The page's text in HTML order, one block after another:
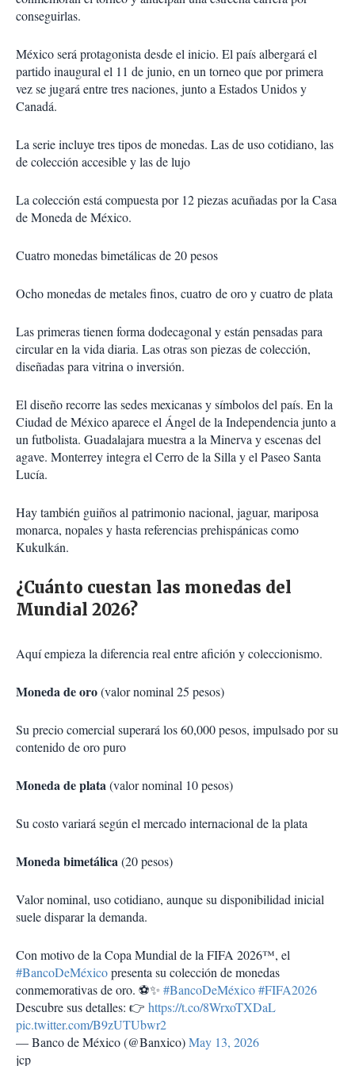
conseguirlas.
México será protagonista desde el inicio. El país albergará el
partido inaugural el 11 de junio, en un torneo que por primera
vez se jugará entre tres naciones, junto a Estados Unidos y
Canadá.
La serie incluye tres tipos de monedas. Las de uso cotidiano, las
de colección accesible y las de lujo
La colección está compuesta por 12 piezas acuñadas por la Casa
de Moneda de México.
Cuatro monedas bimetálicas de 20 pesos
Ocho monedas de metales finos, cuatro de oro y cuatro de plata
Las primeras tienen forma dodecagonal y están pensadas para
circular en la vida diaria. Las otras son piezas de colección,
diseñadas para vitrina o inversión.
El diseño recorre las sedes mexicanas y símbolos del país. En la
Ciudad de México aparece el Ángel de la Independencia junto a
un futbolista. Guadalajara muestra a la Minerva y escenas del
agave. Monterrey integra el Cerro de la Silla y el Paseo Santa
Lucía.
Hay también guiños al patrimonio nacional, jaguar, mariposa
monarca, nopales y hasta referencias prehispánicas como
Kukulkán.
¿Cuánto cuestan las monedas del
Mundial 2026?
Aquí empieza la diferencia real entre afición y coleccionismo.
Moneda de oro(valor nominal 25 pesos)
Su precio comercial superará los 60,000 pesos, impulsado por su
contenido de oro puro
Moneda de plata(valor nominal 10 pesos)
Su costo variará según el mercado internacional de la plata
Moneda bimetálica(20 pesos)
Valor nominal, uso cotidiano, aunque su disponibilidad inicial
suele disparar la demanda.
Con motivo de la Copa Mundial de la FIFA 2026™, el
#BancoDeMéxicopresenta su colección de monedas
conmemorativas de oro. ⚽✨ #BancoDeMéxico#FIFA2026
Descubre sus detalles: 👉 https://t.co/8WrxoTXDaL
pic.twitter.com/B9zUTUbwr2
— Banco de México (@Banxico)May 13, 2026
jcp